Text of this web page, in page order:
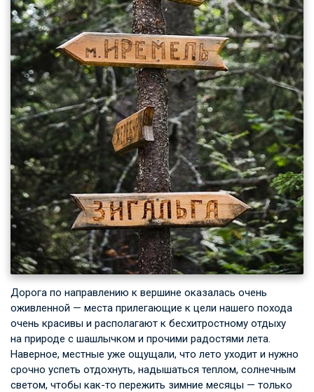
Дорога по направлению к вершине оказалась очень
оживленной — места прилегающие к цели нашего похода
очень красивы и располагают к бесхитростному отдыху
на природе с шашлычком и прочими радостями лета.
Наверное, местные уже ощущали, что лето уходит и нужно
срочно успеть отдохнуть, надышаться теплом, солнечным
светом, чтобы как-то пережить зимние месяцы — только